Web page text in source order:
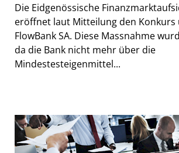
Die Eidgenössische
eröffnet laut Mitteilung den Konkurs
FlowBank SA. Diese Massnahme
da die Bank nicht mehr über die
Mindestesteigenmittel...